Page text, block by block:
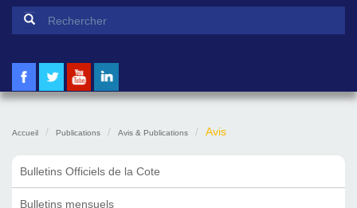
Formulaire de recherche
Accueil Publications Avis & Publications Avis
Bulletins Officiels de la Cote
Bulletins mensuels